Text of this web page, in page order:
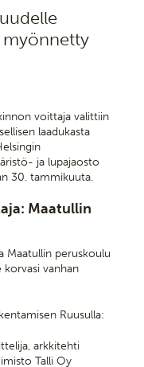
voittaja valittiin
laadukasta
ja lupajaosto
30. tammikuuta.
Maatullin
Maatullin peruskoulu
vanhan
Ruusulla:
arkkitehti
Talli Oy